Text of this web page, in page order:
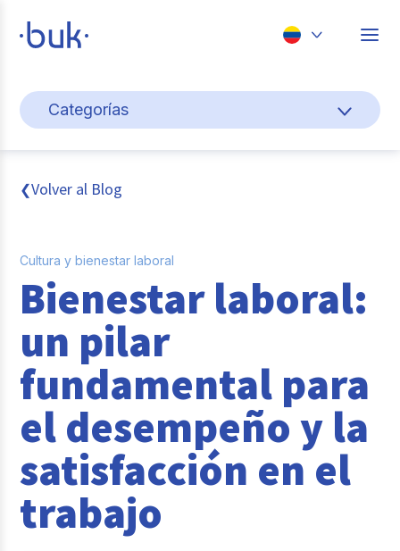
Perú
Categorías
Cultura y bienestar laboral
Gestión de personas
Pago de nómina
Buk
Transformación digital
Tendencias y Data
Reclutamiento y Selección
Casos de éxito
Columna del Experto
Entrevistas
❮Volver al Blog
Cultura y bienestar laboral
Bienestar laboral:
un pilar
fundamental para
el desempeño y la
satisfacción en el
trabajo